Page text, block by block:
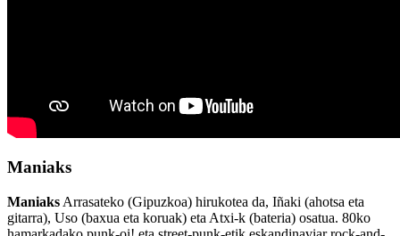
Maniaks
Maniaks Arrasateko (Gipuzkoa) hirukotea da, Iñaki (ahotsa eta
gitarra), Uso (baxua eta koruak) eta Atxi-k (bateria) osatua. 80ko